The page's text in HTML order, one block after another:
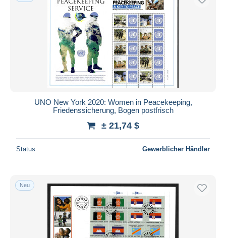
UNO New York 2020: Women in Peacekeeping,
Friedenssicherung, Bogen postfrisch
± 21,74 $
Status Gewerblicher Händler
Neu